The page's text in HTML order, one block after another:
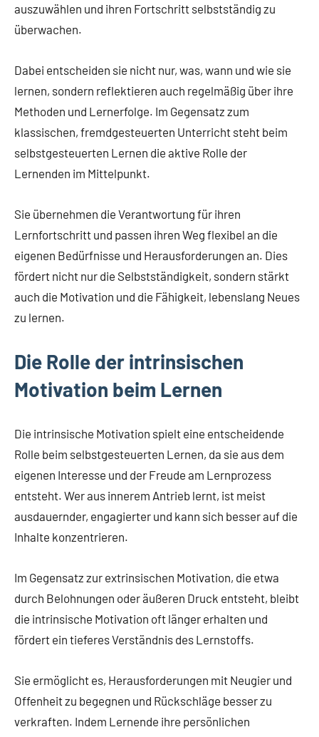
auszuwählen und ihren Fortschritt selbstständig zu
überwachen.
Dabei entscheiden sie nicht nur, was, wann und wie sie
lernen, sondern reflektieren auch regelmäßig über ihre
Methoden und Lernerfolge. Im Gegensatz zum
klassischen, fremdgesteuerten Unterricht steht beim
selbstgesteuerten Lernen die aktive Rolle der
Lernenden im Mittelpunkt.
Sie übernehmen die Verantwortung für ihren
Lernfortschritt und passen ihren Weg flexibel an die
eigenen Bedürfnisse und Herausforderungen an. Dies
fördert nicht nur die Selbstständigkeit, sondern stärkt
auch die Motivation und die Fähigkeit, lebenslang Neues
zu lernen.
Die Rolle der intrinsischen
Motivation beim Lernen
Die intrinsische Motivation spielt eine entscheidende
Rolle beim selbstgesteuerten Lernen, da sie aus dem
eigenen Interesse und der Freude am Lernprozess
entsteht. Wer aus innerem Antrieb lernt, ist meist
ausdauernder, engagierter und kann sich besser auf die
Inhalte konzentrieren.
Im Gegensatz zur extrinsischen Motivation, die etwa
durch Belohnungen oder äußeren Druck entsteht, bleibt
die intrinsische Motivation oft länger erhalten und
fördert ein tieferes Verständnis des Lernstoffs.
Sie ermöglicht es, Herausforderungen mit Neugier und
Offenheit zu begegnen und Rückschläge besser zu
verkraften. Indem Lernende ihre persönlichen